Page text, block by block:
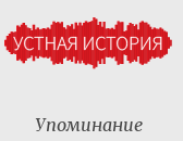
Упоминание